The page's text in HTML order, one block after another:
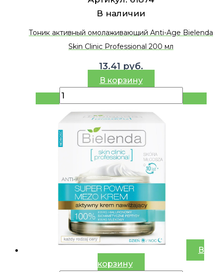
В наличии
Тоник активный омолаживающий Anti-Age Bielenda
Skin Clinic Professional 200 мл
13.41 руб.
В корзину
В
корзину